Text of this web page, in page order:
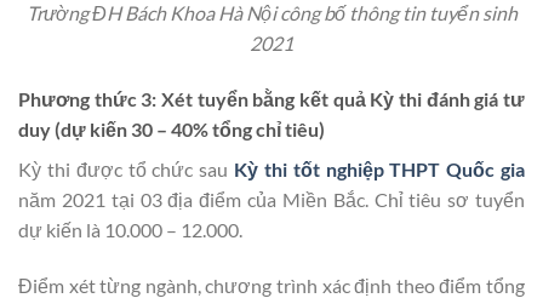
Trường ĐH Bách Khoa Hà Nội công bố thông tin tuyển sinh
2021
Phương thức 3: Xét tuyển bằng kết quả Kỳ thi đánh giá tư
duy (dự kiến 30 – 40% tổng chỉ tiêu)
Kỳ thi được tổ chức sau Kỳ thi tốt nghiệp THPT Quốc gia
năm 2021 tại 03 địa điểm của Miền Bắc. Chỉ tiêu sơ tuyển
dự kiến là 10.000 – 12.000.
Điểm xét từng ngành, chương trình xác định theo điểm tổng